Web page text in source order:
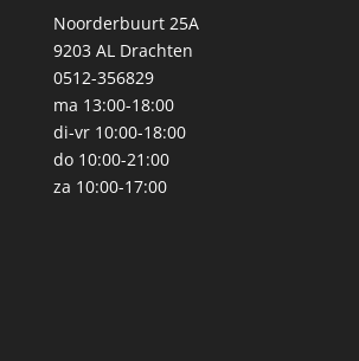
Noorderbuurt 25A
9203 AL Drachten
0512-356829
ma 13:00-18:00
di-vr 10:00-18:00
do 10:00-21:00
za 10:00-17:00